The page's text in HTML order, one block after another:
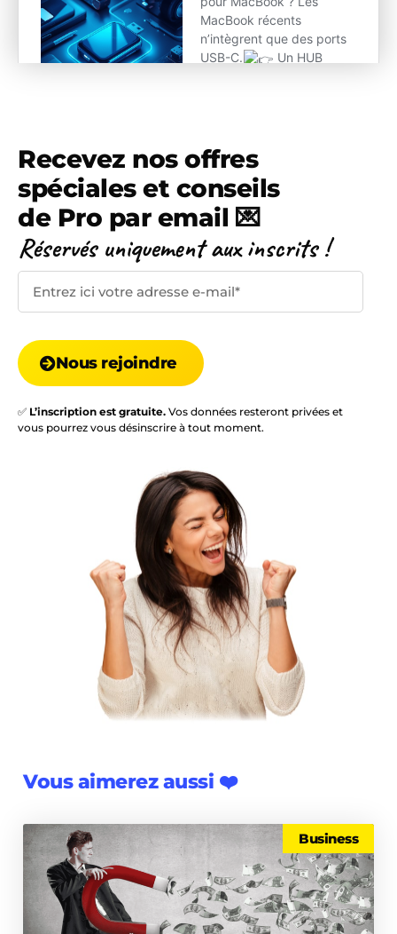
Recevez nos offres
spéciales et conseils
de Pro par email 💌
Réservés uniquement aux inscrits !
Nous rejoindre
✅ L’inscription est gratuite. Vos données resteront privées et
vous pourrez vous désinscrire à tout moment.
Vous aimerez aussi ❤️
Business